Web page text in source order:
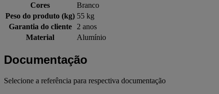
Cores
Branco
Peso do produto (kg) 55 kg
Garantia do cliente
2 anos
Material
Alumínio
Documentação
Selecione a referência para respectiva documentação